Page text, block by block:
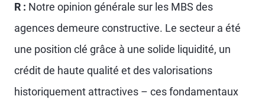
R : Notre opinion générale sur les MBS des
agences demeure constructive. Le secteur a été
une position clé grâce à une solide liquidité, un
crédit de haute qualité et des valorisations
historiquement attractives – ces fondamentaux